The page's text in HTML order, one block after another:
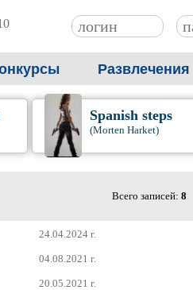
Развлечения
Spanish steps
(Morten Harket)
Всего записей: 8
24.04.2024 г.
04.08.2021 г.
20.05.2021 г.